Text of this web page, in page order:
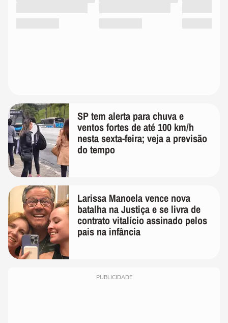
SP tem alerta para chuva e
ventos fortes de até 100 km/h
nesta sexta-feira; veja a previsão
do tempo
Larissa Manoela vence nova
batalha na Justiça e se livra de
contrato vitalício assinado pelos
pais na infância
PUBLICIDADE